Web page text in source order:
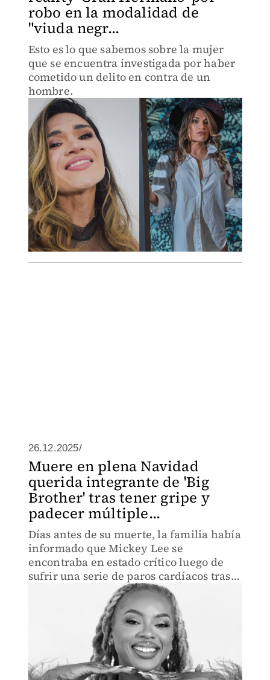
robo en la modalidad de
"viuda negr...
Esto es lo que sabemos sobre la mujer
que se encuentra investigada por haber
cometido un delito en contra de un
hombre.
26.12.2025/
Muere en plena Navidad
querida integrante de 'Big
Brother' tras tener gripe y
padecer múltiple...
Días antes de su muerte, la familia había
informado que Mickey Lee se
encontraba en estado crítico luego de
sufrir una serie de paros cardíacos tras
complicaciones de la gripe.